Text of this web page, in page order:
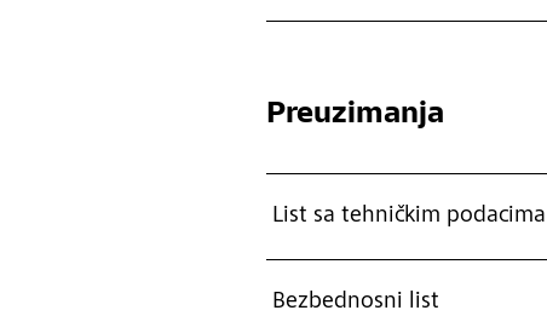
Preuzimanja
List sa tehničkim podacima
Bezbednosni list